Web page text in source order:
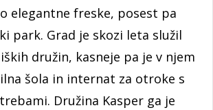
elegantne freske, posest pa
park. Grad je skozi leta služil
družin, kasneje pa je v njem
šola in internat za otroke s
Družina Kasper ga je